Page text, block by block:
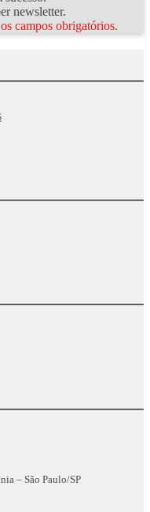
newsletter.
campos obrigatórios.
– São Paulo/SP